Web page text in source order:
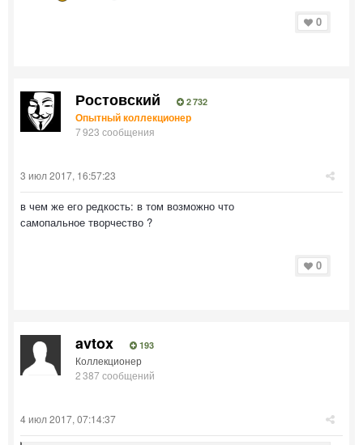
0
Ростовский 2 732
Опытный коллекционер
7 923 сообщения
3 июл 2017, 16:57:23
в чем же его редкость: в том возможно что
самопальное творчество ?
0
avtox 193
Коллекционер
2 387 сообщений
4 июл 2017, 07:14:37